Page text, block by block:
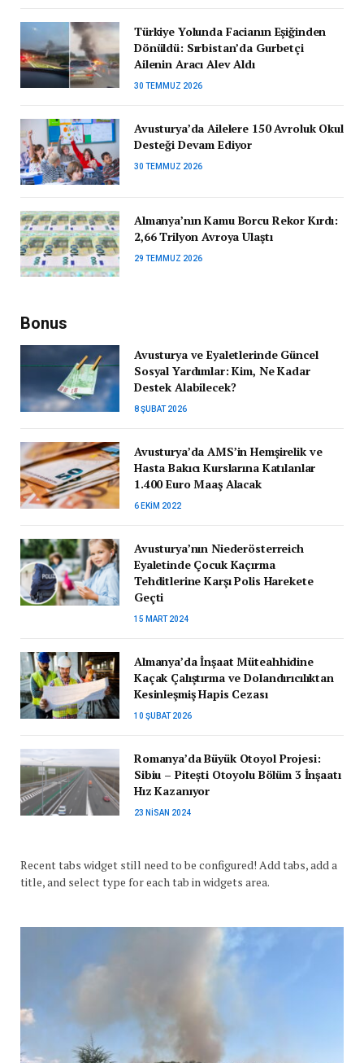
Türkiye Yolunda Facianın Eşiğinden
Dönüldü: Sırbistan’da Gurbetçi
Ailenin Aracı Alev Aldı
30 TEMMUZ 2026
Avusturya’da Ailelere 150 Avroluk Okul
Desteği Devam Ediyor
30 TEMMUZ 2026
Almanya’nın Kamu Borcu Rekor Kırdı:
2,66 Trilyon Avroya Ulaştı
29 TEMMUZ 2026
Bonus
Avusturya ve Eyaletlerinde Güncel
Sosyal Yardımlar: Kim, Ne Kadar
Destek Alabilecek?
8 ŞUBAT 2026
Avusturya’da AMS’in Hemşirelik ve
Hasta Bakıcı Kurslarına Katılanlar
1.400 Euro Maaş Alacak
6 EKIM 2022
Avusturya’nın Niederösterreich
Eyaletinde Çocuk Kaçırma
Tehditlerine Karşı Polis Harekete
Geçti
15 MART 2024
Almanya’da İnşaat Müteahhidine
Kaçak Çalıştırma ve Dolandırıcılıktan
Kesinleşmiş Hapis Cezası
10 ŞUBAT 2026
Romanya’da Büyük Otoyol Projesi:
Sibiu – Pitești Otoyolu Bölüm 3 İnşaatı
Hız Kazanıyor
23 NISAN 2024
Recent tabs widget still need to be configured! Add tabs, add a
title, and select type for each tab in widgets area.